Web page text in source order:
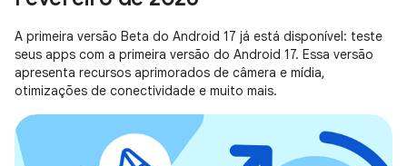
A primeira versão Beta do Android 17 já está disponível: teste
seus apps com a primeira versão do Android 17. Essa versão
apresenta recursos aprimorados de câmera e mídia,
otimizações de conectividade e muito mais.